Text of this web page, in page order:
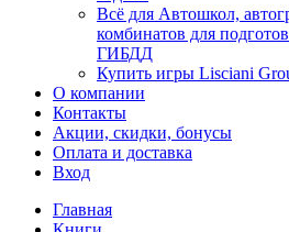
Всё для Автошкол,
комбинатов для
ГИБДД
Купить игры Lisciani
О компании
Контакты
Акции, скидки, бонусы
Оплата и доставка
Вход
Главная